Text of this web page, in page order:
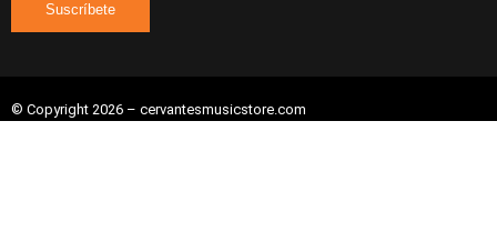
© Copyright 2026 – cervantesmusicstore.com